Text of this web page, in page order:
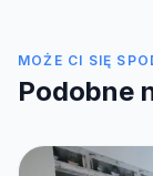
MOŻE CI SIĘ
Podobne